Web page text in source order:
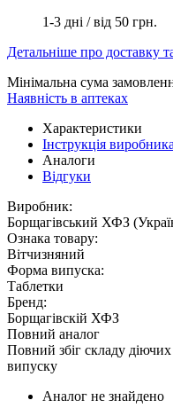
1-3 дні / від 50 грн.
Детальніше про доставку
Мінімальна сума
Наявність в аптеках
Характеристики
Інструкція виробника
Аналоги
Відгуки
Виробник:
Борщагівський ХФЗ
Ознака товару:
Вітчизняний
Форма випуска:
Таблетки
Бренд:
Борщагівскій ХФЗ
Повний аналог
Повний збіг складу
випуску
Аналог не знайдено